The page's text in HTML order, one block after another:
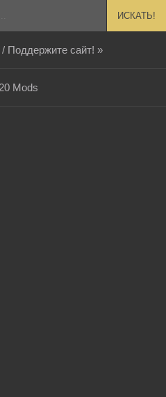
ИСКАТЬ!
Поддержите сайт! »
Mods